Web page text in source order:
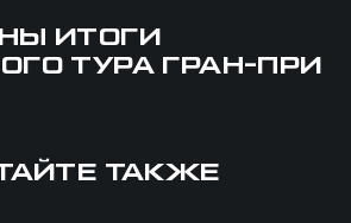
ИТОГИ
ТУРА ГРАН-ПРИ
ТАКЖЕ